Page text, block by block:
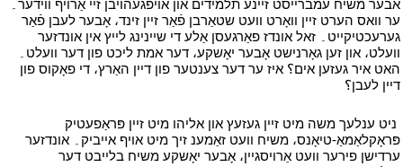
אבער משיח עמברייסט זיינע תלמידים און אויפגעהויבן זיי אַרויף ווידער۔
ער וואס הערט זיין וואָרט וועט שטאַרבן פֿאַר זיין זינד، אָבער לעבן פֿאַר
גערעכטיקייט۔ זאל אונדז פאַרגעסן אַלע די שיינינג לייץ אין אונדזער
וועלט، און זען גאָרנישט אָבער יאָשקע، דער אמת ליכט פון דער וועלט۔
האט איר געזען אים؟ איז ער דער צענטער פון דיין האַרץ، די פאָקוס פון
דיין לעבן؟
ניט ענלעך משה מיט זיין געזעץ און אליהו מיט זיין פּראַפעטיק
פּראָקלאַמאַ-טיאָנס، משיח וועט זאַמענ זיך מיט אויף אייביק۔ אונדזער
ערדישן פירער וועט אַרויסגיין، אָבער יאָשקע משיח בלייבט דער